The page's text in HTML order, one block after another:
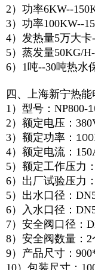
2）功率6KW--
3）功率100KW--
4）发热量5万大
5）蒸发量50KG/
6）1吨--30吨热水
四、上海新宁热能
1）型号：NP800-
2）额定电压：
3）额定功率： 100
4）额定电流：
5）额定工作压力
6）出厂试验压力
5）出水口径：
6）入水口径：
7）安全阀口径：
8）安全阀数量：2
9）产品尺寸：
10）包装尺寸：